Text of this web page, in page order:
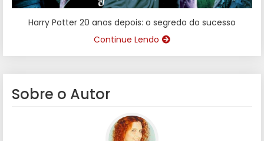
Harry Potter 20 anos depois: o segredo do sucesso
Continue Lendo
Sobre o Autor